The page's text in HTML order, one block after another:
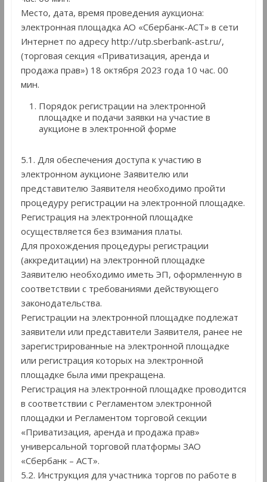
Место, дата, время проведения аукциона:
электронная площадка АО «Сбербанк-АСТ» в сети
Интернет по адресу http://utp.sberbank-ast.ru/,
(торговая секция «Приватизация, аренда и
продажа прав») 18 октября 2023 года 10 час. 00
мин.
Порядок регистрации на электронной
площадке и подачи заявки на участие в
аукционе в электронной форме
5.1. Для обеспечения доступа к участию в
электронном аукционе Заявителю или
представителю Заявителя необходимо пройти
процедуру регистрации на электронной площадке.
Регистрация на электронной площадке
осуществляется без взимания платы.
Для прохождения процедуры регистрации
(аккредитации) на электронной площадке
Заявителю необходимо иметь ЭП, оформленную в
соответствии с требованиями действующего
законодательства.
Регистрации на электронной площадке подлежат
заявители или представители Заявителя, ранее не
зарегистрированные на электронной площадке
или регистрация которых на электронной
площадке была ими прекращена.
Регистрация на электронной площадке проводится
в соответствии с Регламентом электронной
площадки и Регламентом торговой секции
«Приватизация, аренда и продажа прав»
универсальной торговой платформы ЗАО
«Сбербанк – АСТ».
5.2. Инструкция для участника торгов по работе в